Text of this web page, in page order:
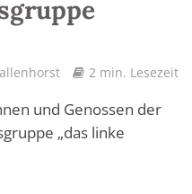
2 min. Lesezeit
und Genossen der
„das linke